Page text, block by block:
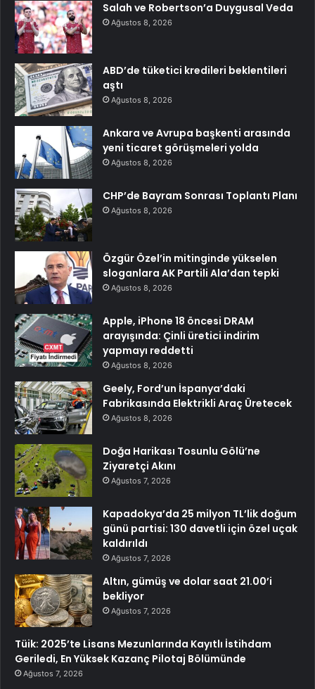
Salah ve Robertson’a Duygusal Veda
Ağustos 8, 2026
ABD’de tüketici kredileri beklentileri
aştı
Ağustos 8, 2026
Ankara ve Avrupa başkenti arasında
yeni ticaret görüşmeleri yolda
Ağustos 8, 2026
CHP’de Bayram Sonrası Toplantı Planı
Ağustos 8, 2026
Özgür Özel’in mitinginde yükselen
sloganlara AK Partili Ala’dan tepki
Ağustos 8, 2026
Apple, iPhone 18 öncesi DRAM
arayışında: Çinli üretici indirim
yapmayı reddetti
Ağustos 8, 2026
Geely, Ford’un İspanya’daki
Fabrikasında Elektrikli Araç Üretecek
Ağustos 8, 2026
Doğa Harikası Tosunlu Gölü’ne
Ziyaretçi Akını
Ağustos 7, 2026
Kapadokya’da 25 milyon TL’lik doğum
günü partisi: 130 davetli için özel uçak
kaldırıldı
Ağustos 7, 2026
Altın, gümüş ve dolar saat 21.00’i
bekliyor
Ağustos 7, 2026
Tüik: 2025’te Lisans Mezunlarında Kayıtlı İstihdam
Geriledi, En Yüksek Kazanç Pilotaj Bölümünde
Ağustos 7, 2026